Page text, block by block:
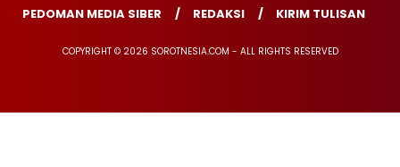
PEDOMAN MEDIA SIBER
REDAKSI KIRIM TULISAN
COPYRIGHT © 2026 SOROTNESIA.COM - ALL RIGHTS RESERVED